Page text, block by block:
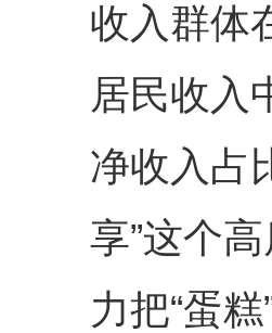
收入群体
居民收入
净收入占
享”这个
力把“蛋